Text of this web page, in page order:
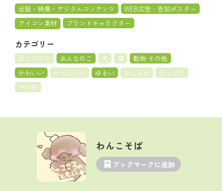
出版・映像・デジタルコンテンツ
WEB広告・告知ポスター
アイコン素材
ブランドキャラクター
カテゴリー
おとこのこ おんなのこ 犬 猫
動物 その他
かわいい
かっこいい ゆるい おしゃれ
びっくり
その他
わんこそば
ブックマークに追加